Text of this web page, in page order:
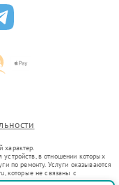
характер.
в отношении которых
по ремонту. Услуги оказываются
которые не связаны с